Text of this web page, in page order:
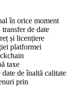
în orice moment
de date
și licențiere
platformei
taxe
de înaltă calitate
prin